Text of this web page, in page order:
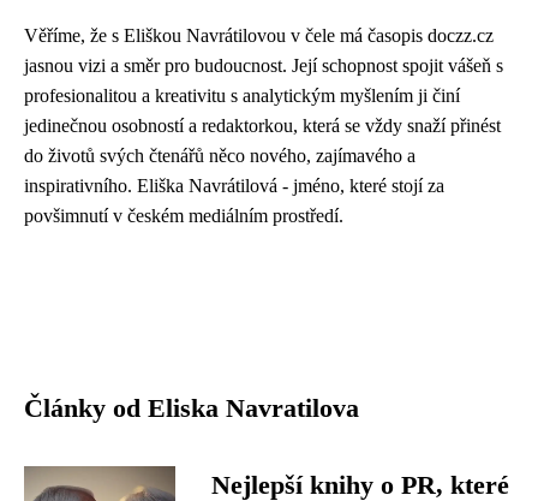
Věříme, že s Eliškou Navrátilovou v čele má časopis doczz.cz
jasnou vizi a směr pro budoucnost. Její schopnost spojit vášeň s
profesionalitou a kreativitu s analytickým myšlením ji činí
jedinečnou osobností a redaktorkou, která se vždy snaží přinést
do životů svých čtenářů něco nového, zajímavého a
inspirativního. Eliška Navrátilová - jméno, které stojí za
povšimnutí v českém mediálním prostředí.
Články od Eliska Navratilova
Nejlepší knihy o PR, které